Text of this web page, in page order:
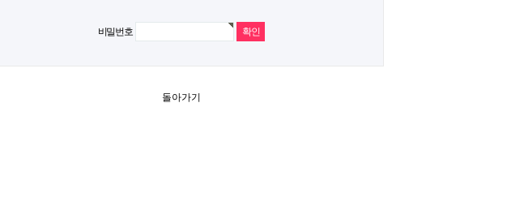
비밀번호
돌아가기